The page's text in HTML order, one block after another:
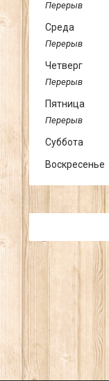
Среда
Четверг
Пятница
Суббота
Воскресенье